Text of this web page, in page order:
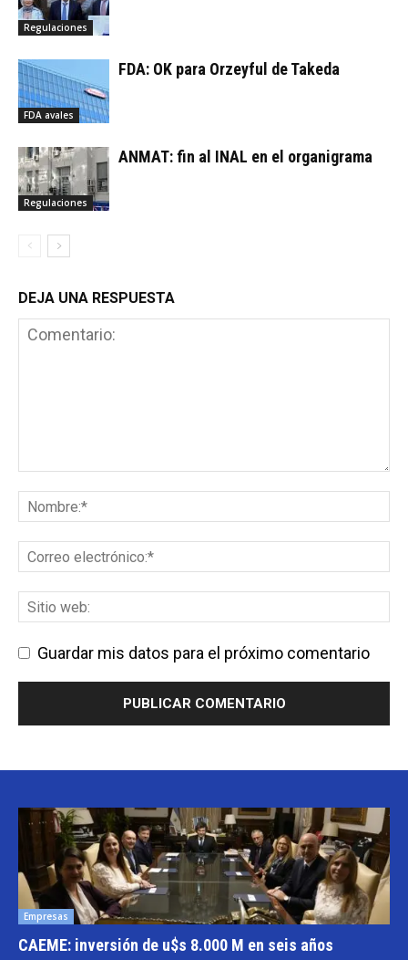
Regulaciones
FDA avales
FDA: OK para Orzeyful de Takeda
Regulaciones
ANMAT: fin al INAL en el organigrama
DEJA UNA RESPUESTA
Guardar mis datos para el próximo comentario
Empresas
CAEME: inversión de u$s 8.000 M en seis años